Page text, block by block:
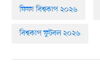
ফিফা বিশ্বকাপ ২০২৬
বিশ্বকাপ ফুটবল ২০২৬